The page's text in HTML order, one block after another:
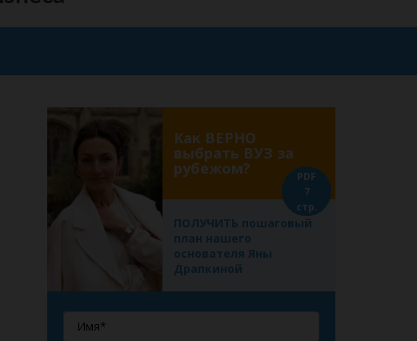
Как ВЕРНО
выбрать ВУЗ за
рубежом?
ПОЛУЧИТЬ пошаговый
план нашего
основателя Яны
Драпкиной
PDF
7
стр.